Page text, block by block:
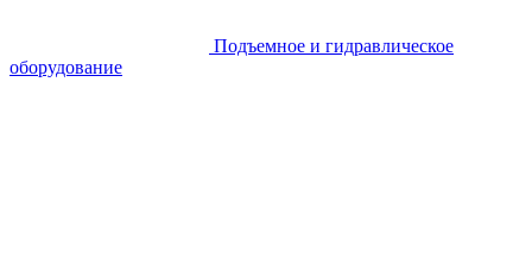
Подъемное и гидравлическое
оборудование